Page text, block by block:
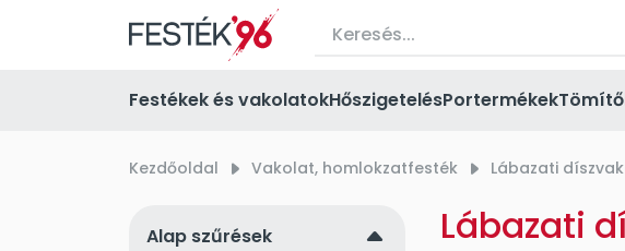
Festékek és vakolatokHőszigetelésPortermékek
Kezdőoldal right_small Vakolat, homlokzatfesték right_small Lábazati
Lábazati
Alap szűrések up